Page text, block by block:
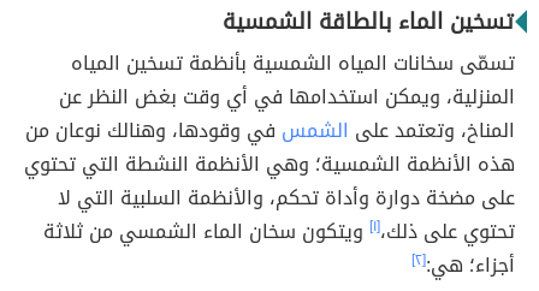
تسخين الماء بالطاقة الشمسية
تسمّى سخانات المياه الشمسية بأنظمة تسخين المياه
المنزلية، ويمكن استخدامها في أي وقت بغض النظر عن
المناخ، وتعتمد على الشمس في وقودها، وهنالك نوعان من
هذه الأنظمة الشمسية؛ وهي الأنظمة النشطة التي تحتوي
على مضخة دوارة وأداة تحكم، والأنظمة السلبية التي لا
تحتوي على ذلك،[١] ويتكون سخان الماء الشمسي من ثلاثة
أجزاء؛ هي:[٢]